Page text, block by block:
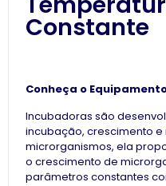
Constante
Conheça o
Incubadoras são
incubação, crescimento
microrganismos, ela
o crescimento de
parâmetros constantes